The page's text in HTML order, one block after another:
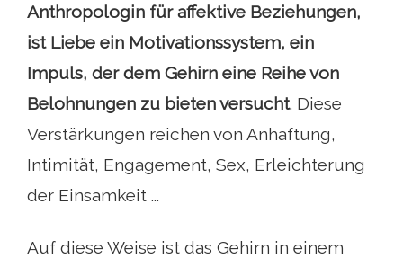
Anthropologin für affektive Beziehungen,
ist Liebe ein Motivationssystem, ein
Impuls, der dem Gehirn eine Reihe von
Belohnungen zu bieten versucht. Diese
Verstärkungen reichen von Anhaftung,
Intimität, Engagement, Sex, Erleichterung
der Einsamkeit ...
Auf diese Weise ist das Gehirn in einem